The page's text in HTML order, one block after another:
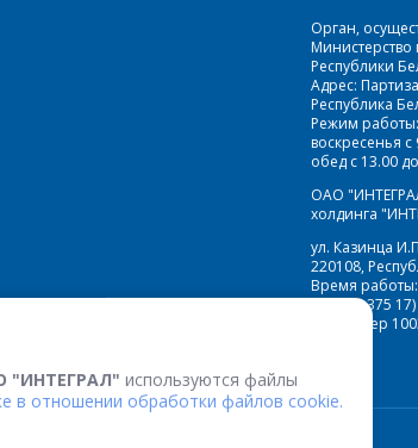
"ИНТЕГРАЛ" используются файлы
в отношении обработки файлов cookie.
Орган,
Республики
Адрес:
Республика
Режим
воскресенья с
обед с 13.00
ОАО
холдинга
ул. Казинца
220108,
Время работы:
Факс: (+375
Рег. номер